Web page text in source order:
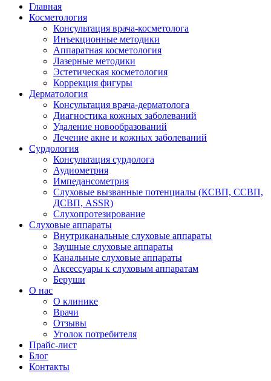
Главная
Косметология
Консультация врача-косметолога
Инъекционные методики
Аппаратная косметология
Лазерные методики
Эстетическая косметология
Коррекция фигуры
Дерматология
Консультация врача-дерматолога
Диагностика кожных заболеваний
Удаление новообразований
Лечение акне и кожных заболеваний
Сурдология
Консультация сурдолога
Аудиометрия
Импедансометрия
Слуховые вызванные потенциалы (КСВП, ССВП,
ДСВП, ASSR)
Слухопротезирование
Слуховые аппараты
Внутриканальные слуховые аппараты
Заушные слуховые аппараты
Канальные слуховые аппараты
Аксессуары к слуховым аппаратам
Беруши
О нас
О клинике
Врачи
Отзывы
Уголок потребителя
Прайс-лист
Блог
Контакты